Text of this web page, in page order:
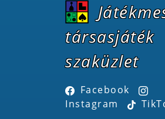
társasjáték
szaküzlet
Facebook
Instagram